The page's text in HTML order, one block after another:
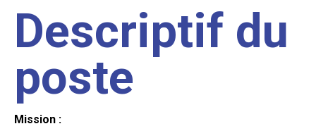
Descriptif du
poste
Mission :